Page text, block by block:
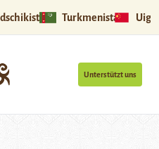
Turkmenistan
Unterstützt uns